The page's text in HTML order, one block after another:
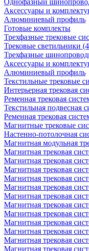
Однофазный
Аксессуары и
Алюминиевый профиль
Готовые комплекты
Трехфазные трековые
Трековые светильники
Трехфазные
Аксессуары и
Алюминиевый профиль
Текстильные трековые
Интерьерная трековая
Ременная трековая
Текстильная подвесная
Ременная трековая
Магнитные трековые
Настенно-потолочная
Магнитная модульная
Магнитная трековая
Магнитная трековая
Магнитная трековая
Магнитная трековая
Магнитная трековая
Магнитная трековая
Магнитная трековая
Магнитная трековая
Магнитная трековая
Магнитная трековая
Магнитная трековая
Магнитная трековая